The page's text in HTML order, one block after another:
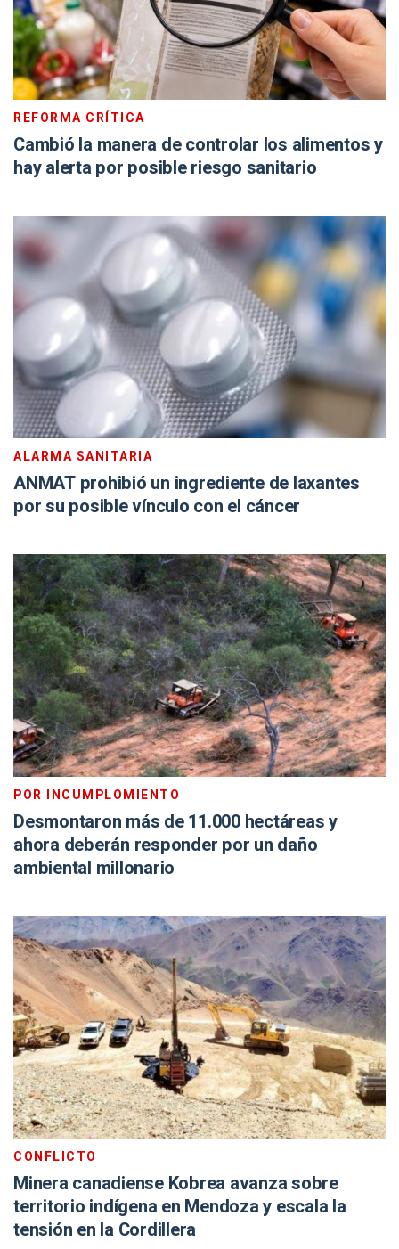
REFORMA CRÍTICA
Cambió la manera de controlar los alimentos y
hay alerta por posible riesgo sanitario
ALARMA SANITARIA
ANMAT prohibió un ingrediente de laxantes
por su posible vínculo con el cáncer
POR INCUMPLOMIENTO
Desmontaron más de 11.000 hectáreas y
ahora deberán responder por un daño
ambiental millonario
CONFLICTO
Minera canadiense Kobrea avanza sobre
territorio indígena en Mendoza y escala la
tensión en la Cordillera